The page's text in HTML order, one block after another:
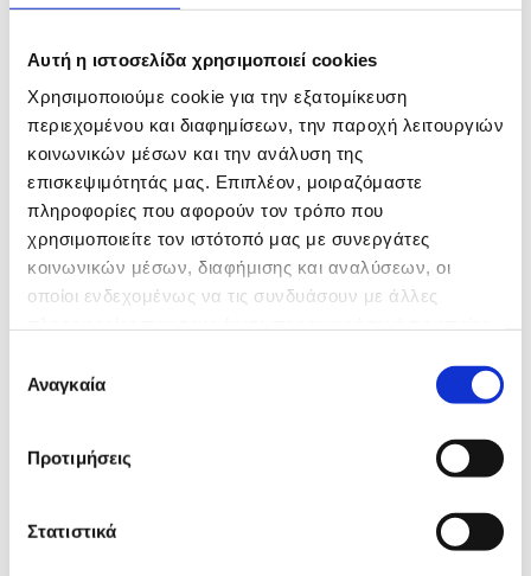
Αυτή η ιστοσελίδα χρησιμοποιεί cookies
Χρησιμοποιούμε cookie για την εξατομίκευση
περιεχομένου και διαφημίσεων, την παροχή λειτουργιών
κοινωνικών μέσων και την ανάλυση της
επισκεψιμότητάς μας. Επιπλέον, μοιραζόμαστε
πληροφορίες που αφορούν τον τρόπο που
χρησιμοποιείτε τον ιστότοπό μας με συνεργάτες
κοινωνικών μέσων, διαφήμισης και αναλύσεων, οι
οποίοι ενδεχομένως να τις συνδυάσουν με άλλες
των υπηρεσιών τους.
συγκατάθεσης
Αναγκαία
Προτιμήσεις
Στατιστικά